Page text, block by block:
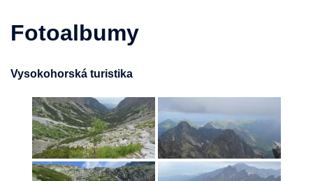
Fotoalbumy
Vysokohorská turistika